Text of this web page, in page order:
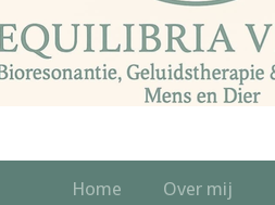
Home Over mij